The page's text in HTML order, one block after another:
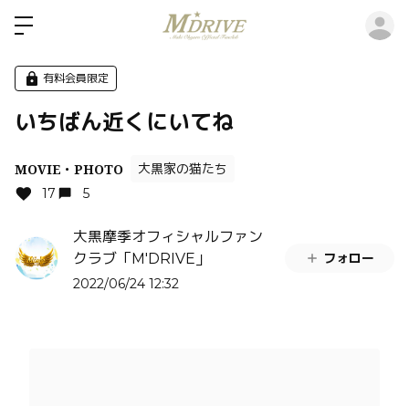
有料会員限定
いちばん近くにいてね
MOVIE・PHOTO
大黒家の猫たち
17
5
大黒摩季オフィシャルファン
クラブ「M'DRIVE」
2022/06/24 12:32
フォロー